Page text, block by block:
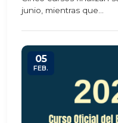
junio, mientras que...
05
FEB.